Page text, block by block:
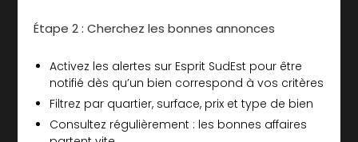
Étape 2 : Cherchez les bonnes annonces
Activez les alertes sur Esprit SudEst pour être
notifié dès qu’un bien correspond à vos critères
Filtrez par quartier, surface, prix et type de bien
Consultez régulièrement : les bonnes affaires